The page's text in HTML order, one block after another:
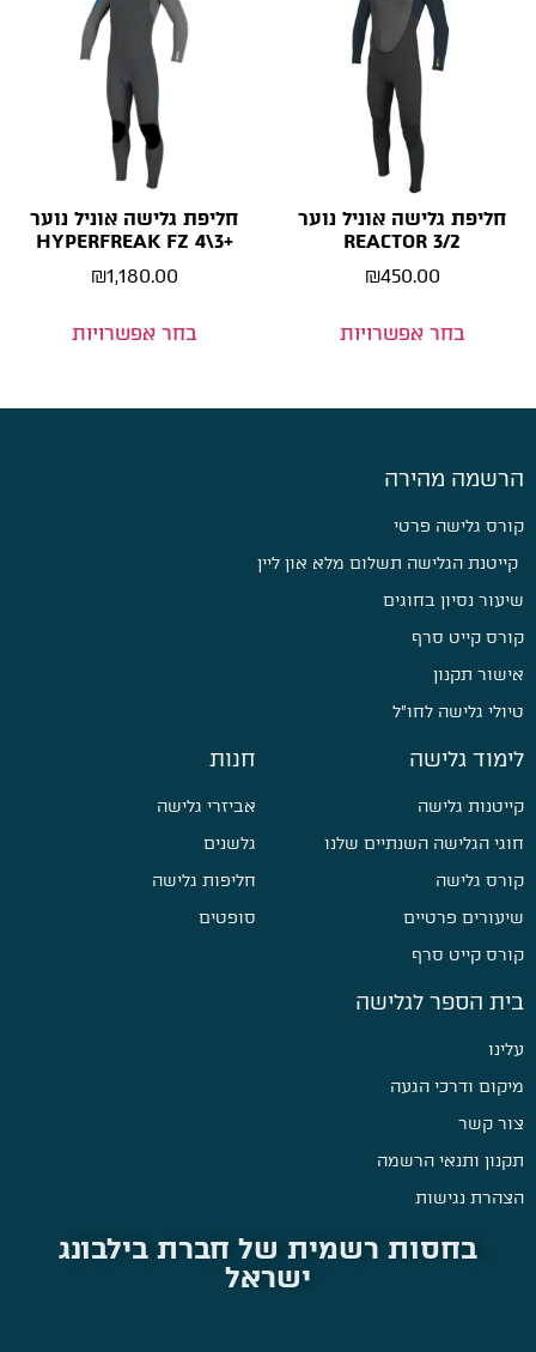
חליפת גלישה אוניל נוער
REACTOR 3/2
₪450.00
בחר אפשרויות
חליפת גלישה אוניל נוער
+HYPERFREAK FZ 4\3
₪1,180.00
בחר אפשרויות
הרשמה מהירה
קורס גלישה פרטי
קייטנת הגלישה תשלום מלא און ליין
שיעור נסיון בחוגים
קורס קייט סרף
אישור תקנון
טיולי גלישה לחו״ל
לימוד גלישה
קייטנות גלישה
חוגי הגלישה השנתיים שלנו
קורס גלישה
שיעורים פרטיים
קורס קייט סרף
חנות
אביזרי גלישה
גלשנים
חליפות גלישה
סופטים
בית הספר לגלישה
עלינו
מיקום ודרכי הגעה
צור קשר
תקנון ותנאי הרשמה
הצהרת נגישות
בחסות רשמית של חברת בילבונג
ישראל